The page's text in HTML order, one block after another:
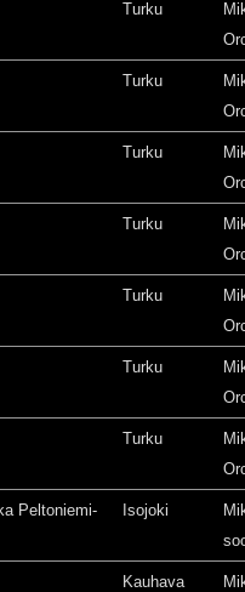
Turku
Turku
Turku
Turku
Turku
Turku
Turku
Peltoniemi-
Isojoki
Kauhava